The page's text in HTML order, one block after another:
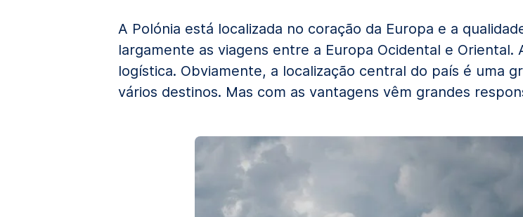
A Polónia está localizada no coração da Europa e a
largamente as viagens entre a Europa Ocidental e
logística. Obviamente, a localização central do país é uma
vários destinos. Mas com as vantagens vêm grandes